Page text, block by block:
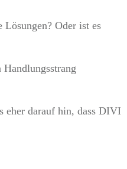
Oder ist es
eher darauf hin, dass DIVI